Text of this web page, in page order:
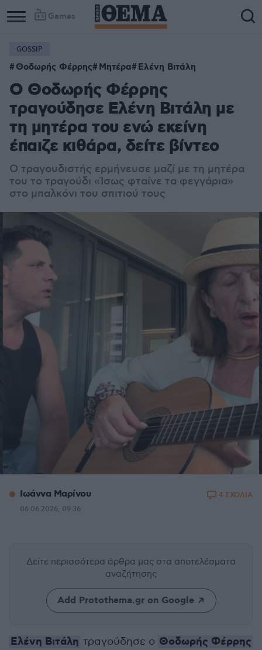
Games
GOSSIP
Θοδωρής Φέρρης Μητέρα Ελένη Βιτάλη
Ο Θοδωρής Φέρρης
τραγούδησε Ελένη Βιτάλη με
τη μητέρα του ενώ εκείνη
έπαιζε κιθάρα, δείτε βίντεο
Ο τραγουδιστής ερμήνευσε μαζί με τη μητέρα
του το τραγούδι «Ίσως φταίνε τα φεγγάρια»
στο μπαλκόνι του σπιτιού τους
Ιωάννα Μαρίνου
06.06.2026, 09:36
4 ΣΧΟΛΙΑ
Δείτε περισσότερα άρθρα μας στα αποτελέσματα
αναζήτησης
Add Protothema.gr on Google
Ελένη Βιτάλη τραγούδησε ο Θοδωρής Φέρρης